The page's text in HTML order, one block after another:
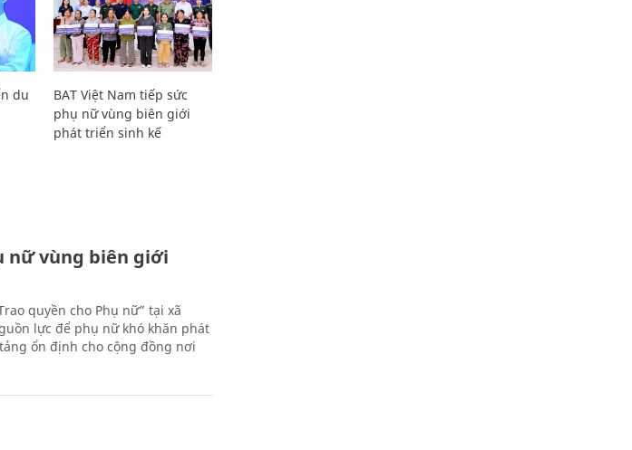
du
BAT Việt Nam tiếp sức
phụ nữ vùng biên giới
phát triển sinh kế
nữ vùng biên giới
quyền cho Phụ nữ” tại xã
lực để phụ nữ khó khăn phát
ổn định cho cộng đồng nơi